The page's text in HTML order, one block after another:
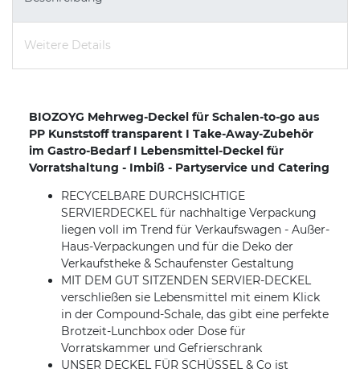
Weitere Details
BIOZOYG Mehrweg-Deckel für Schalen-to-go aus
PP Kunststoff transparent I Take-Away-Zubehör
im Gastro-Bedarf I Lebensmittel-Deckel für
Vorratshaltung - Imbiß - Partyservice und Catering
RECYCELBARE DURCHSICHTIGE
SERVIERDECKEL für nachhaltige Verpackung
liegen voll im Trend für Verkaufswagen - Außer-
Haus-Verpackungen und für die Deko der
Verkaufstheke & Schaufenster Gestaltung
MIT DEM GUT SITZENDEN SERVIER-DECKEL
verschließen sie Lebensmittel mit einem Klick
in der Compound-Schale, das gibt eine perfekte
Brotzeit-Lunchbox oder Dose für
Vorratskammer und Gefrierschrank
UNSER DECKEL FÜR SCHÜSSEL & Co ist